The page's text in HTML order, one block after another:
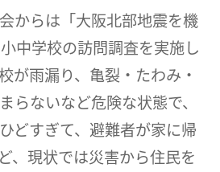
からは「大阪北部地震を機
中学校の訪問調査を実施し
が雨漏り、亀裂・たわみ・
らないなど危険な状態で、
どすぎて、避難者が家に帰
、現状では災害から住民を